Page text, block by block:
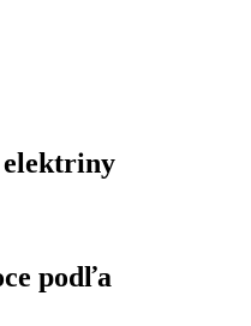
elektriny
podľa